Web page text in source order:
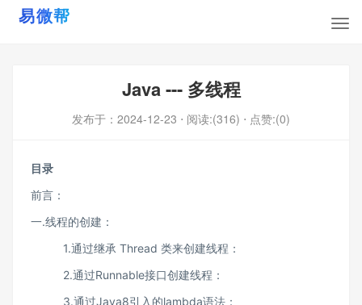
Java --- 多线程
发布于： 2024-12-23 ⋅ 阅读:(316) ⋅ 点赞:(0)
目录
前言：
一.线程的创建：
1.通过继承 Thread 类来创建线程：
2.通过Runnable接口创建线程：
3.通过Java8引入的lambda语法：